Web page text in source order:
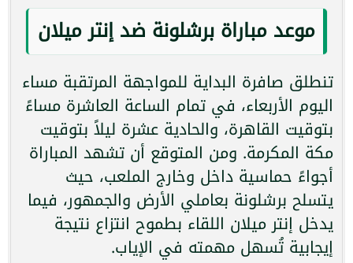
موعد مباراة برشلونة ضد إنتر ميلان
تنطلق صافرة البداية للمواجهة المرتقبة مساء
اليوم الأربعاء، في تمام الساعة العاشرة مساءً
بتوقيت القاهرة، والحادية عشرة ليلاً بتوقيت
مكة المكرمة. ومن المتوقع أن تشهد المباراة
أجواءً حماسية داخل وخارج الملعب، حيث
يتسلح برشلونة بعاملي الأرض والجمهور، فيما
يدخل إنتر ميلان اللقاء بطموح انتزاع نتيجة
إيجابية تُسهل مهمته في الإياب.